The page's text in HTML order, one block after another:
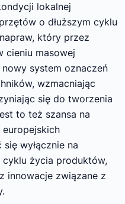
lokalnej
o dłuższym cyklu
który przez
cieniu masowej
system oznaczeń
wzmacniając
się do tworzenia
to też szansa na
wyłącznie na
życia produktów,
innowacje związane z